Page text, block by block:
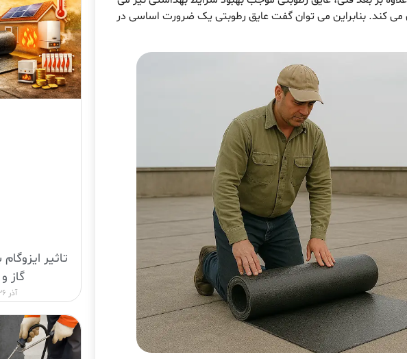
می کند. بنابراین می توان گفت عایق رطوبتی یک ضرورت اساسی در
تاثیر
گاز
آذر 26, 1404